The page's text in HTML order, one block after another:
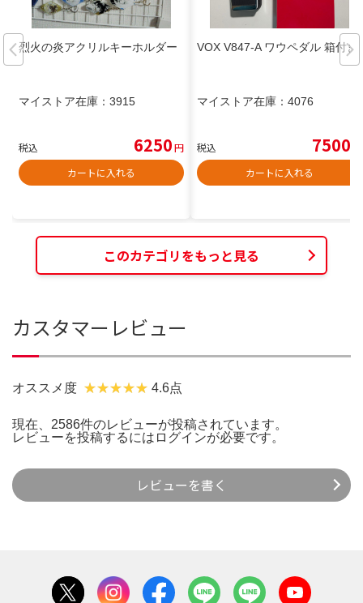
烈火の炎アクリルキーホルダー
マイストア在庫： 3915
税込 6250円
カートに入れる
VOX V847-A ワウペダル 箱付き
マイストア在庫： 4076
税込 7500
カートに入れる
このカテゴリをもっと見る
カスタマーレビュー
オススメ度 4.6点
現在、2586件のレビューが投稿されています。
レビューを投稿するには ログインが必要です。
レビューを書く